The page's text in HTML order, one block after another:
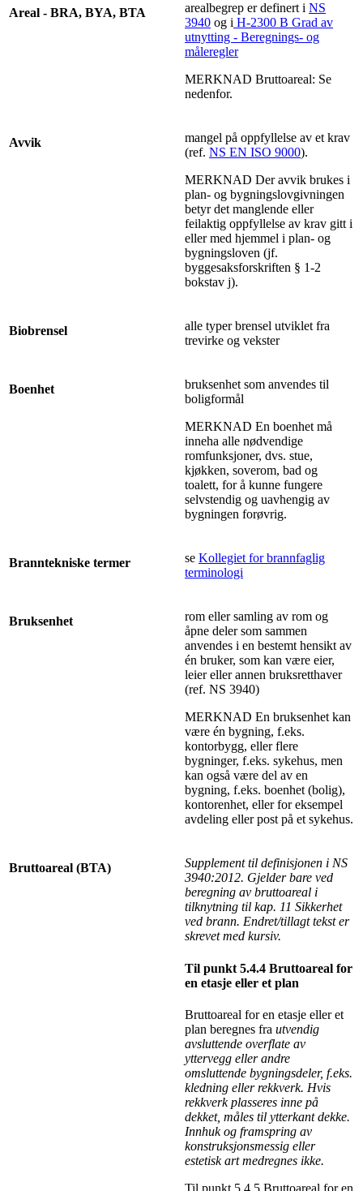
Areal - BRA, BYA, BTA arealbegrep er definert i NS
3940 og i H-2300 B Grad av
utnytting - Beregnings- og
måleregler
MERKNAD Bruttoareal: Se
nedenfor.
Avvik
mangel på oppfyllelse av et krav
(ref. NS EN ISO 9000).
MERKNAD Der avvik brukes i
plan- og bygningslovgivningen
betyr det manglende eller
feilaktig oppfyllelse av krav gitt i
eller med hjemmel i plan- og
bygningsloven (jf.
byggesaksforskriften § 1-2
bokstav j).
Biobrensel
alle typer brensel utviklet fra
trevirke og vekster
Boenhet
bruksenhet som anvendes til
boligformål
MERKNAD En boenhet må
inneha alle nødvendige
romfunksjoner, dvs. stue,
kjøkken, soverom, bad og
toalett, for å kunne fungere
selvstendig og uavhengig av
bygningen forøvrig.
Branntekniske termer se Kollegiet for brannfaglig
terminologi
Bruksenhet
rom eller samling av rom og
åpne deler som sammen
anvendes i en bestemt hensikt av
én bruker, som kan være eier,
leier eller annen bruksretthaver
(ref. NS 3940)
MERKNAD En bruksenhet kan
være én bygning, f.eks.
kontorbygg, eller flere
bygninger, f.eks. sykehus, men
kan også være del av en
bygning, f.eks. boenhet (bolig),
kontorenhet, eller for eksempel
avdeling eller post på et sykehus.
Bruttoareal (BTA)
Supplement til definisjonen i NS
3940:2012. Gjelder bare ved
beregning av bruttoareal i
tilknytning til kap. 11 Sikkerhet
ved brann. Endret/tillagt tekst er
skrevet med kursiv.
Til punkt 5.4.4 Bruttoareal for
en etasje eller et plan
Bruttoareal for en etasje eller et
plan beregnes fra utvendig
avsluttende overflate av
yttervegg eller andre
omsluttende bygningsdeler, f.eks.
kledning eller rekkverk. Hvis
rekkverk plasseres inne på
dekket, måles til ytterkant dekke.
Innhuk og framspring av
konstruksjonsmessig eller
estetisk art medregnes ikke.
Til punkt 5.4.5 Bruttoareal for en